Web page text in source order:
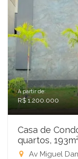
A partir de:
R$ 1.200.000
Casa de
quartos,
Av Miguel Damha, S/N -